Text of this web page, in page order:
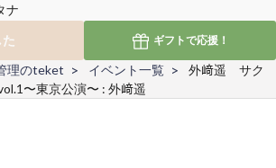
ナ
ギフトで応援！
理のteket イベント一覧
外﨑遥 サク
〜東京公演〜 : 外﨑遥